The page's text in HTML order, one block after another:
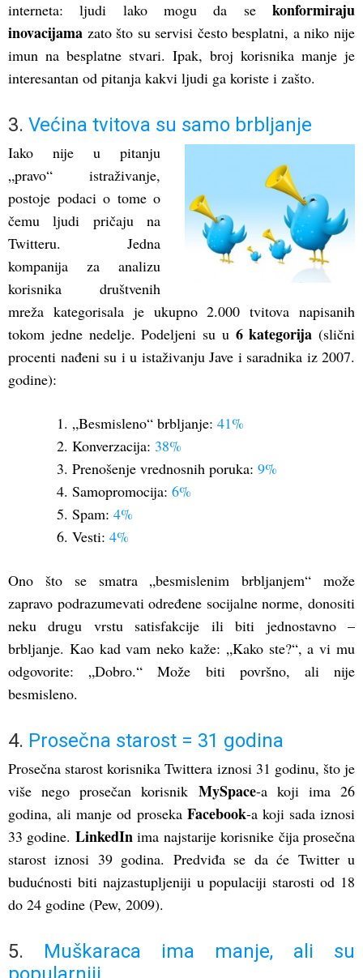
interneta: ljudi lako mogu da se konformiraju
inovacijama zato što su servisi često besplatni, a niko nije
imun na besplatne stvari. Ipak, broj korisnika manje je
interesantan od pitanja kakvi ljudi ga koriste i zašto.
3. Većina tvitova su samo brbljanje
Iako nije u pitanju
„pravo“ istraživanje,
postoje podaci o tome o
čemu ljudi pričaju na
Twitteru. Jedna
kompanija za analizu
korisnika društvenih
mreža kategorisala je ukupno 2.000 tvitova napisanih
tokom jedne nedelje. Podeljeni su u 6 kategorija (slični
procenti nađeni su i u istaživanju Jave i saradnika iz 2007.
godine):
1. „Besmisleno“ brbljanje: 41%
2. Konverzacija: 38%
3. Prenošenje vrednosnih poruka: 9%
4. Samopromocija: 6%
5. Spam: 4%
6. Vesti: 4%
Ono što se smatra „besmislenim brbljanjem“ može
zapravo podrazumevati određene socijalne norme, donositi
neku drugu vrstu satisfakcije ili biti jednostavno –
brbljanje. Kao kad vam neko kaže: „Kako ste?“, a vi mu
odgovorite: „Dobro.“ Može biti površno, ali nije
besmisleno.
4. Prosečna starost = 31 godina
Prosečna starost korisnika Twittera iznosi 31 godinu, što je
više nego prosečan korisnik MySpace-a koji ima 26
godina, ali manje od proseka Facebook-a koji sada iznosi
33 godine. LinkedInima najstarije korisnike čija prosečna
starost iznosi 39 godina. Predviđa se da će Twitter u
budućnosti biti najzastupljeniji u populaciji starosti od 18
do 24 godine (Pew, 2009).
5.
Muškaraca ima manje, ali su